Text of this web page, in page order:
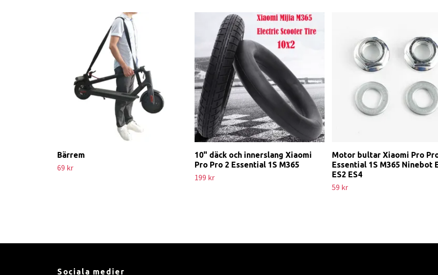
Bärrem
69 kr
10" däck och innerslang Xiaomi
Pro Pro 2 Essential 1S M365
199 kr
Motor bultar Xiaomi Pro
Essential 1S M365 Ninebot
ES2 ES4
59 kr
Sociala medier